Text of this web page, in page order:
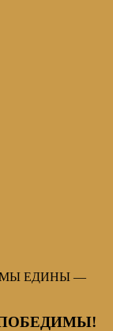
МЫ ЕДИНЫ —